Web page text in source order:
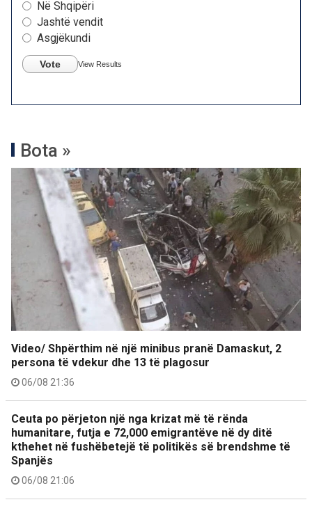
Në Shqipëri
Jashtë vendit
Asgjëkundi
Vote View Results
Bota »
Video/ Shpërthim në një minibus pranë Damaskut, 2
persona të vdekur dhe 13 të plagosur
06/08 21:36
Ceuta po përjeton një nga krizat më të rënda
humanitare, futja e 72,000 emigrantëve në dy ditë
kthehet në fushëbetejë të politikës së brendshme të
Spanjës
06/08 21:06